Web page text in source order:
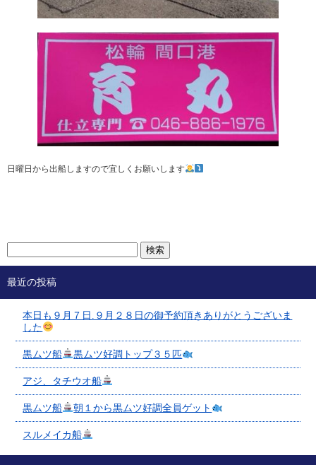
日曜日から出船しますので宜しくお願いします
最近の投稿
本日も９月７日.９月２８日の御予約頂きありがとうございま
した
黒ムツ船 黒ムツ好調トップ３５匹
アジ、タチウオ船
黒ムツ船 朝１から黒ムツ好調全員ゲット
スルメイカ船